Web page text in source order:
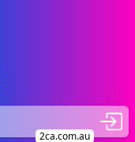
2ca.com.au